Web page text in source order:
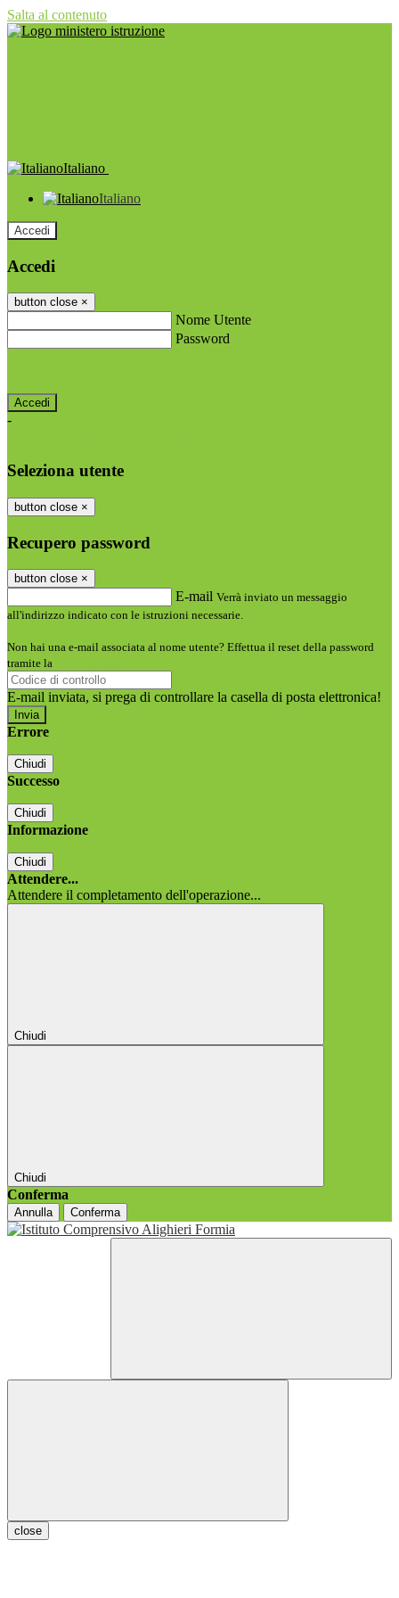
Salta al contenuto
Italiano
Italiano
Accedi
Accedi
button close ×
Nome Utente
Password
-
Seleziona utente
button close ×
Recupero password
button close ×
E-mail Verrà inviato un messaggio
all'indirizzo indicato con le istruzioni necessarie.
Non hai una e-mail associata al nome utente? Effettua il reset della password
tramite la
E-mail inviata, si prega di controllare la casella di posta elettronica!
Errore
Chiudi
Successo
Chiudi
Informazione
Chiudi
Attendere...
Attendere il completamento dell'operazione...
Chiudi
Chiudi
Conferma
Annulla Conferma
close